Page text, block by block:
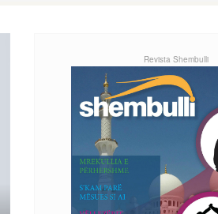
Revista Shembulli